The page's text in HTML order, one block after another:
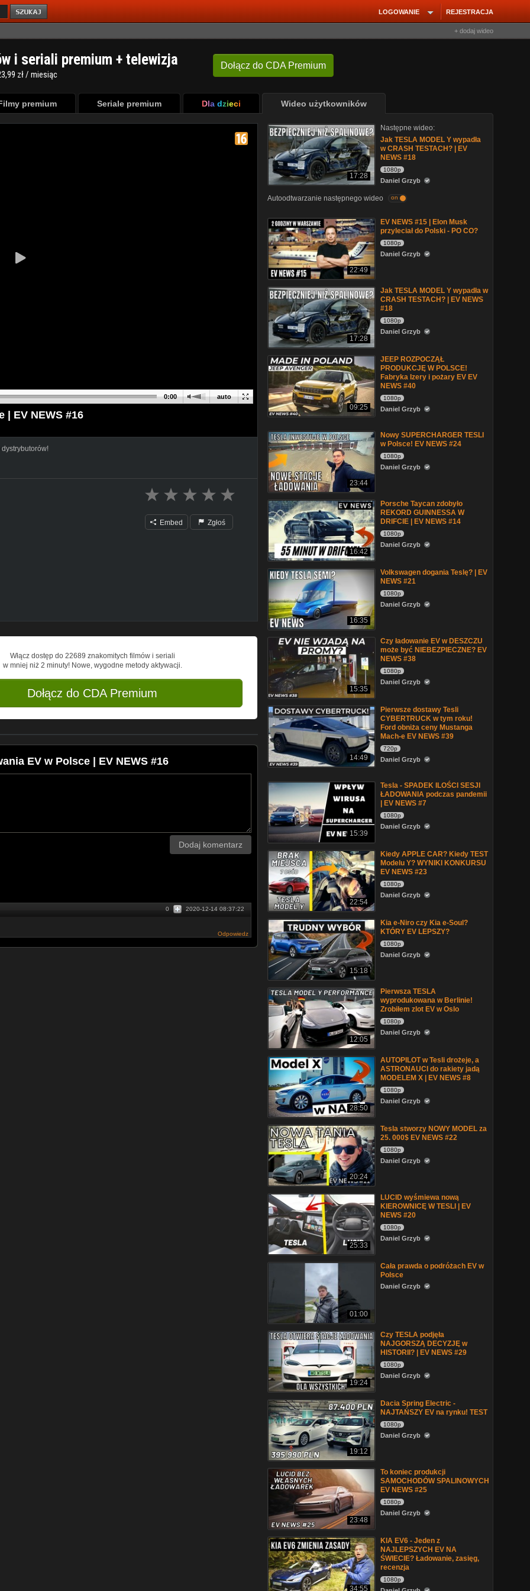
REJESTRACJA
LOGOWANIE
+ dodaj wideo
Dołącz do CDA Premium
i seriali premium + telewizja
zł / miesiąc
premium Seriale premium Dla dzieci Wideo użytkowników
auto
0:00
| EV NEWS #16
mile-ev-pre-orders/
first-passenger-station-las-vegas-
niektorych-stacjach-ladowania-143-
production/
announces-nextgeneration-esprinter/
Embed Zgłoś
Włącz dostęp do 22689 znakomitych filmów i seriali
w mniej niż 2 minuty! Nowe, wygodne metody aktywacji.
Dołącz do CDA Premium
EV w Polsce | EV NEWS #16
Dodaj komentarz
2020-12-14 08:37:22
0
Odpowiedz
17:28
Następne wideo:
Jak TESLA MODEL Y wypadła
w CRASH TESTACH? | EV
NEWS #18
1080p
Daniel Grzyb
Autoodtwarzanie następnego wideo on
22:49
EV NEWS #15 | Elon Musk
przyleciał do Polski - PO CO?
1080p
Daniel Grzyb
17:28
Jak TESLA MODEL Y wypadła w
CRASH TESTACH? | EV NEWS
#18
1080p
Daniel Grzyb
09:25
JEEP ROZPOCZĄŁ
PRODUKCJĘ W POLSCE!
Fabryka Izery i pożary EV EV
NEWS #40
1080p
Daniel Grzyb
23:44
Nowy SUPERCHARGER TESLI
w Polsce! EV NEWS #24
1080p
Daniel Grzyb
16:42
Porsche Taycan zdobyło
REKORD GUINNESSA W
DRIFCIE | EV NEWS #14
1080p
Daniel Grzyb
16:35
Volkswagen dogania Teslę? | EV
NEWS #21
1080p
Daniel Grzyb
15:35
Czy ładowanie EV w DESZCZU
może być NIEBEZPIECZNE? EV
NEWS #38
1080p
Daniel Grzyb
14:49
Pierwsze dostawy Tesli
CYBERTRUCK w tym roku!
Ford obniża ceny Mustanga
Mach-e EV NEWS #39
720p
Daniel Grzyb
15:39
Tesla - SPADEK ILOŚCI SESJI
ŁADOWANIA podczas pandemii
| EV NEWS #7
1080p
Daniel Grzyb
22:54
Kiedy APPLE CAR? Kiedy TEST
Modelu Y? WYNIKI KONKURSU
EV NEWS #23
1080p
Daniel Grzyb
15:18
Kia e-Niro czy Kia e-Soul?
KTÓRY EV LEPSZY?
1080p
Daniel Grzyb
12:05
Pierwsza TESLA
wyprodukowana w Berlinie!
Zrobiłem zlot EV w Oslo
1080p
Daniel Grzyb
28:50
AUTOPILOT w Tesli drożeje, a
ASTRONAUCI do rakiety jadą
MODELEM X | EV NEWS #8
1080p
Daniel Grzyb
20:24
Tesla stworzy NOWY MODEL za
25. 000$ EV NEWS #22
1080p
Daniel Grzyb
25:33
LUCID wyśmiewa nową
KIEROWNICĘ W TESLI | EV
NEWS #20
1080p
Daniel Grzyb
01:00
Cała prawda o podróżach EV w
Polsce
Daniel Grzyb
19:24
Czy TESLA podjęła
NAJGORSZĄ DECYZJĘ w
HISTORII? | EV NEWS #29
1080p
Daniel Grzyb
19:12
Dacia Spring Electric -
NAJTAŃSZY EV na rynku! TEST
1080p
Daniel Grzyb
23:48
To koniec produkcji
SAMOCHODÓW SPALINOWYCH
EV NEWS #25
1080p
Daniel Grzyb
34:55
KIA EV6 - Jeden z
NAJLEPSZYCH EV NA
ŚWIECIE? Ładowanie, zasięg,
recenzja
1080p